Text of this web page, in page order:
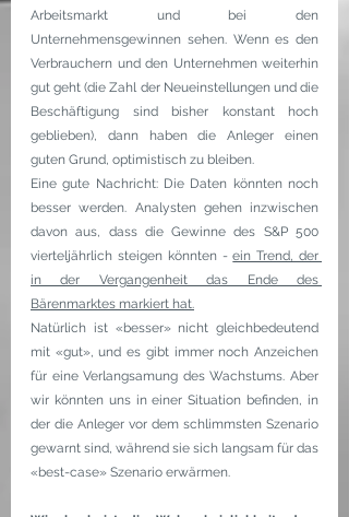
Arbeitsmarkt und bei den
Unternehmensgewinnen sehen. Wenn es den
Verbrauchern und den Unternehmen weiterhin
gut geht (die Zahl der Neueinstellungen und die
Beschäftigung sind bisher konstant hoch
geblieben), dann haben die Anleger einen
guten Grund, optimistisch zu bleiben.
Eine gute Nachricht: Die Daten könnten noch
besser werden. Analysten gehen inzwischen
davon aus, dass die Gewinne des S&P 500
vierteljährlich steigen könnten - ein Trend, der
in der Vergangenheit das Ende des
Bärenmarktes markiert hat.
Natürlich ist «besser» nicht gleichbedeutend
mit «gut», und es gibt immer noch Anzeichen
für eine Verlangsamung des Wachstums. Aber
wir könnten uns in einer Situation befinden, in
der die Anleger vor dem schlimmsten Szenario
gewarnt sind, während sie sich langsam für das
«best-case» Szenario erwärmen.